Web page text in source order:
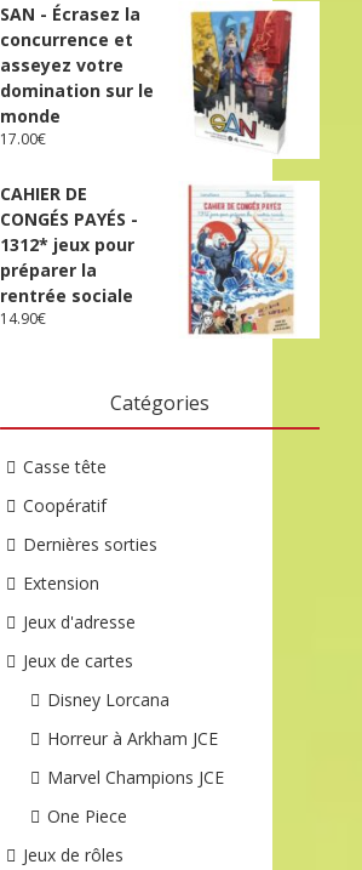
SAN - Écrasez la
concurrence et
asseyez votre
domination sur le
monde
17.00€
CAHIER DE
CONGÉS PAYÉS -
1312* jeux pour
préparer la
rentrée sociale
14.90€
Catégories
Casse tête
Coopératif
Dernières sorties
Extension
Jeux d'adresse
Jeux de cartes
Disney Lorcana
Horreur à Arkham JCE
Marvel Champions JCE
One Piece
Jeux de rôles